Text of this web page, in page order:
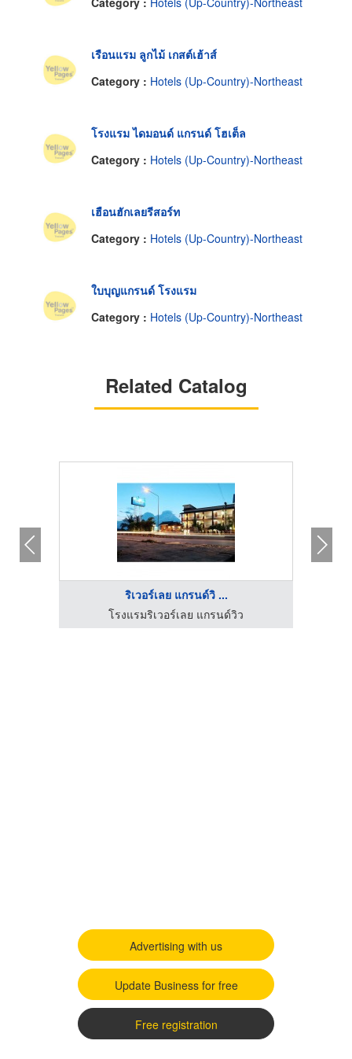
เรือนแรม ลูกไม้ เกสต์เฮ้าส์
Category : Hotels (Up-Country)-Northeast
โรงแรม ไดมอนด์ แกรนด์ โฮเต็ล
Category : Hotels (Up-Country)-Northeast
เฮือนฮักเลยรีสอร์ท
Category : Hotels (Up-Country)-Northeast
ใบบุญแกรนด์ โรงแรม
Category : Hotels (Up-Country)-Northeast
Related Catalog
ริเวอร์เลย แกรนด์วิ ...
โรงแรมริเวอร์เลย แกรนด์วิว
Advertising with us
Update Business for free
Free registration